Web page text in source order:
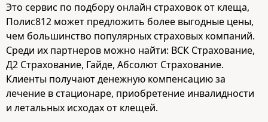
Это сервис по подбору онлайн страховок от клеща,
Полис812 может предложить более выгодные цены,
чем большинство популярных страховых компаний.
Среди их партнеров можно найти: ВСК Страхование,
Д2 Страхование, Гайде, Абсолют Страхование.
Клиенты получают денежную компенсацию за
лечение в стационаре, приобретение инвалидности
и летальных исходах от клещей.